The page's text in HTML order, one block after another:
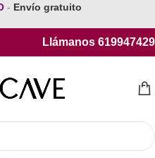
- Envío gratuito
Llámanos 619947429